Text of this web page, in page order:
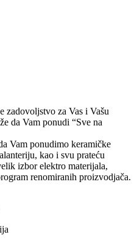
zadovoljstvo za Vas i Vašu
da Vam ponudi “Sve na
Vam ponudimo keramičke
kao i svu prateću
izbor elektro materijala,
renomiranih proizvodjača.